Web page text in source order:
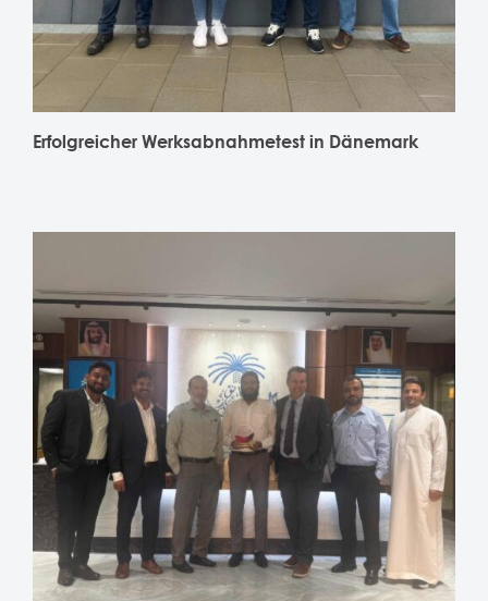
Erfolgreicher Werksabnahmetest in Dänemark